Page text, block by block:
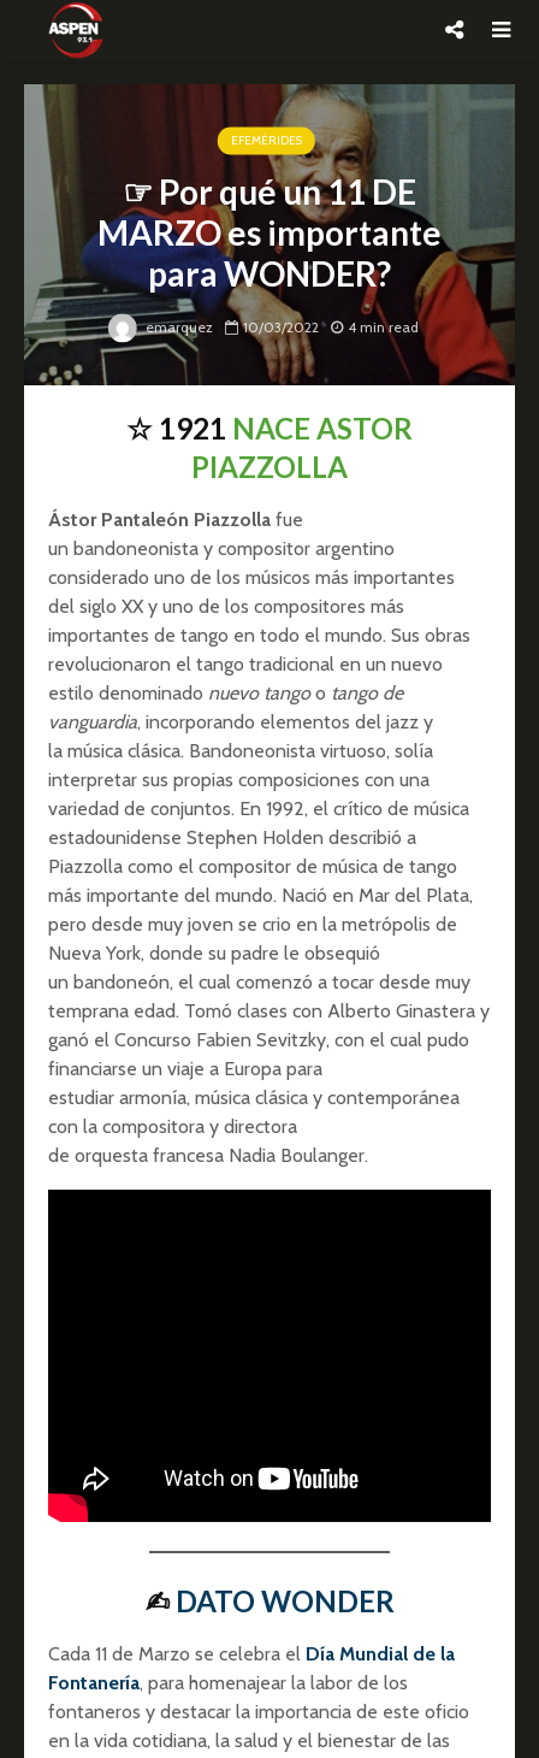
EFEMÉRIDES
☞ Por qué un 11 DE
MARZO es importante
para WONDER?
emarquez 10/03/2022 4 min read
☆ 1921 NACE ASTOR
PIAZZOLLA
Ástor Pantaleón Piazzolla fue
un bandoneonista y compositor argentino
considerado uno de los músicos más importantes
del siglo XX​ y uno de los compositores más
importantes de tango en todo el mundo. Sus obras
revolucionaron el tango tradicional en un nuevo
estilo denominado nuevo tangoo tango de
vanguardia, incorporando elementos del jazz y
la música clásica. Bandoneonista virtuoso, solía
interpretar sus propias composiciones con una
variedad de conjuntos. En 1992, el crítico de música
estadounidense Stephen Holden describió a
Piazzolla como el compositor de música de tango
más importante del mundo.​ Nació en Mar del Plata,
pero desde muy joven se crio en la metrópolis de
Nueva York, donde su padre le obsequió
un bandoneón, el cual comenzó a tocar desde muy
temprana edad. Tomó clases con Alberto Ginastera y
ganó el Concurso Fabien Sevitzky, con el cual pudo
financiarse un viaje a Europa para
estudiar armonía, música clásica y contemporánea
con la compositora y directora
de orquesta francesa Nadia Boulanger.
✍︎ DATO WONDER
Cada 11 de Marzo se celebra el Día Mundial de la
Fontanería, para homenajear la labor de los
fontaneros y destacar la importancia de este oficio
en la vida cotidiana, la salud y el bienestar de las